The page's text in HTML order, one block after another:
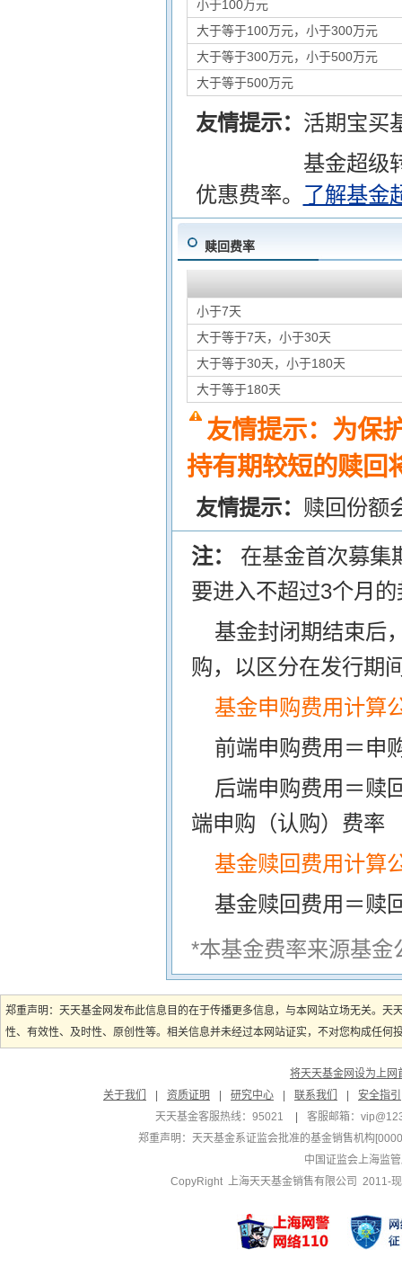
小于100万元
大于等于100万元，小于300万元
大于等于300万元，小于500万元
大于等于500万元
友情提示： 活期宝买
基金超级
优惠费率。 了解基金
赎回费率
小于7天
大于等于7天，小于30天
大于等于30天，小于180天
大于等于180天
友情提示：为保
持有期较短的赎回
友情提示： 赎回份额
注： 在基金首次募集
要进入不超过3个月
基金封闭期结束后
购，以区分在发行期
基金申购费用计算
前端申购费用＝申
后端申购费用＝赎
端申购（认购）费率
基金赎回费用计算
基金赎回费用＝赎
*本基金费率来源基
郑重声明：天天基金网发布此信息目的在于传播更多信息，与本网站立场无关。
性、有效性、及时性、原创性等。相关信息并未经过本网站证实，不对您构成任
将天天基金网设为上网
关于我们
资质证明 研究中心 联系我们
安全指引
天天基金客服热线：95021
客服邮箱：
郑重声明： 天天基金系证监会批准的基金销售机构
中国证监会上海监
CopyRight 上海天天基金销售有限公司 2011-